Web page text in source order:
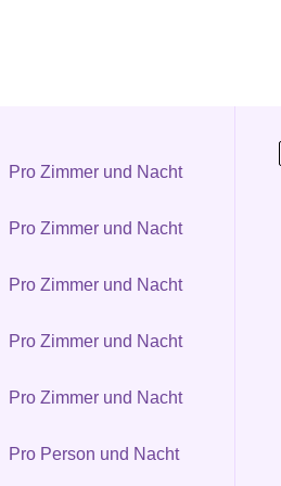
Pro Zimmer und Nacht
Pro Zimmer und Nacht
Pro Zimmer und Nacht
Pro Zimmer und Nacht
Pro Zimmer und Nacht
Pro Person und Nacht